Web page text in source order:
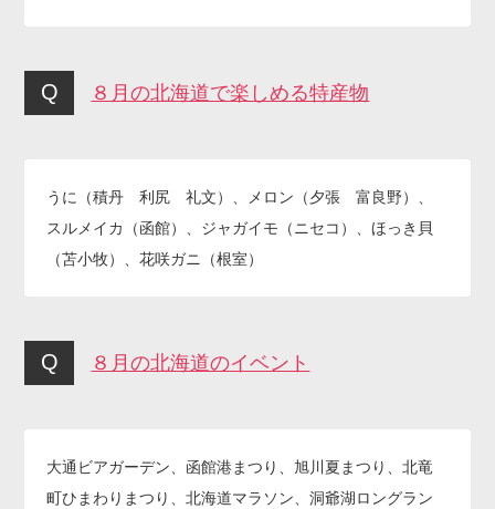
８月の北海道で楽しめる特産物
うに（積丹 利尻 礼文）、メロン（夕張 富良野）、
スルメイカ（函館）、ジャガイモ（ニセコ）、ほっき貝
（苫小牧）、花咲ガニ（根室）
８月の北海道のイベント
大通ビアガーデン、函館港まつり、旭川夏まつり、北竜
町ひまわりまつり、北海道マラソン、洞爺湖ロングラン